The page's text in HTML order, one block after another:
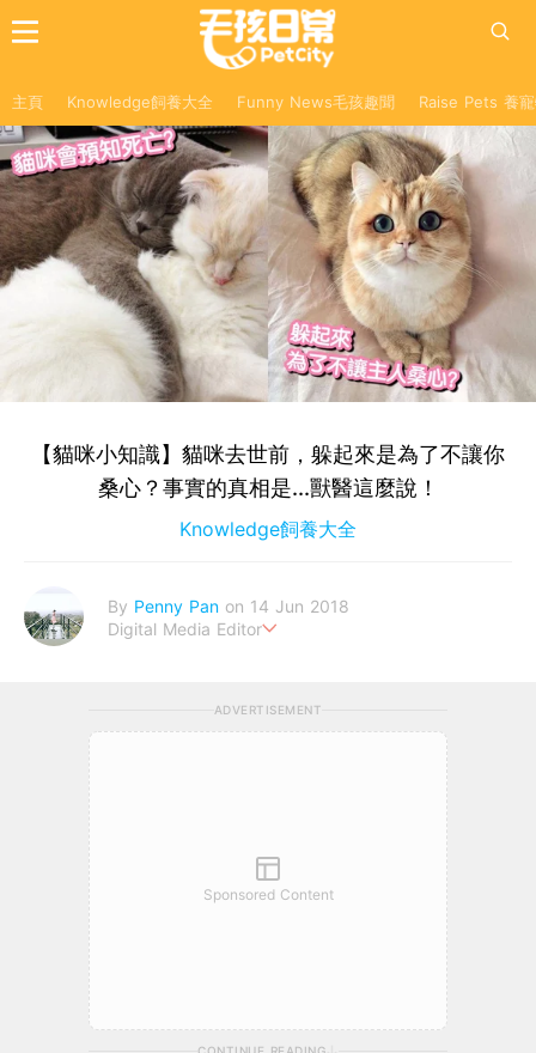
主頁 Knowledge飼養大全 Funny News毛孩趣聞 Raise Pets 養
【貓咪小知識】貓咪去世前，躲起來是為了不讓你
桑心？事實的真相是...獸醫這麼說！
Knowledge飼養大全
By Penny Pan on 14 Jun 2018
Digital Media Editor
ADVERTISEMENT
Sponsored Content